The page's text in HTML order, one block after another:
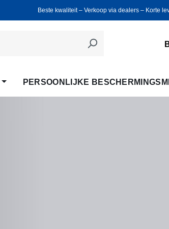
Beste kwaliteit ‒ Verkoop via dealers ‒ Korte
PERSOONLIJKE